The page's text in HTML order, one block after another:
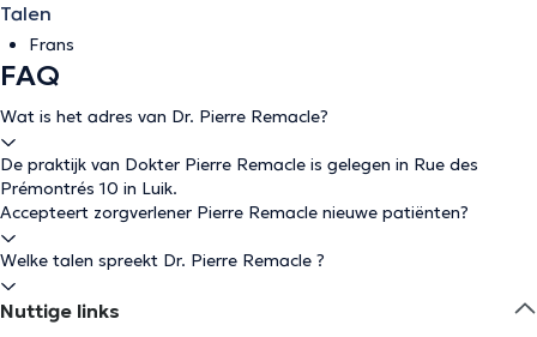
Talen
Frans
FAQ
Wat is het adres van Dr. Pierre Remacle?
De praktijk van Dokter Pierre Remacle is gelegen in Rue des
Prémontrés 10 in Luik.
Accepteert zorgverlener Pierre Remacle nieuwe patiënten?
Welke talen spreekt Dr. Pierre Remacle ?
Nuttige links